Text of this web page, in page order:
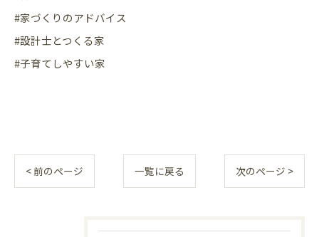
#家づくりのアドバイス
#設計士とつくる家
#子育てしやすい家
< 前のページ 一覧に戻る 次のページ >